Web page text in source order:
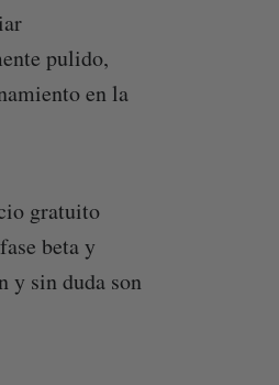
pulido,
en la
gratuito
beta y
y sin duda son